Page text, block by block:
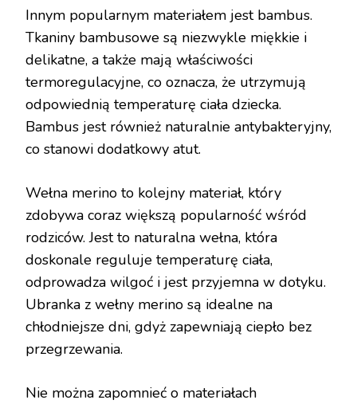
Innym popularnym materiałem jest bambus.
Tkaniny bambusowe są niezwykle miękkie i
delikatne, a także mają właściwości
termoregulacyjne, co oznacza, że utrzymują
odpowiednią temperaturę ciała dziecka.
Bambus jest również naturalnie antybakteryjny,
co stanowi dodatkowy atut.
Wełna merino to kolejny materiał, który
zdobywa coraz większą popularność wśród
rodziców. Jest to naturalna wełna, która
doskonale reguluje temperaturę ciała,
odprowadza wilgoć i jest przyjemna w dotyku.
Ubranka z wełny merino są idealne na
chłodniejsze dni, gdyż zapewniają ciepło bez
przegrzewania.
Nie można zapomnieć o materiałach